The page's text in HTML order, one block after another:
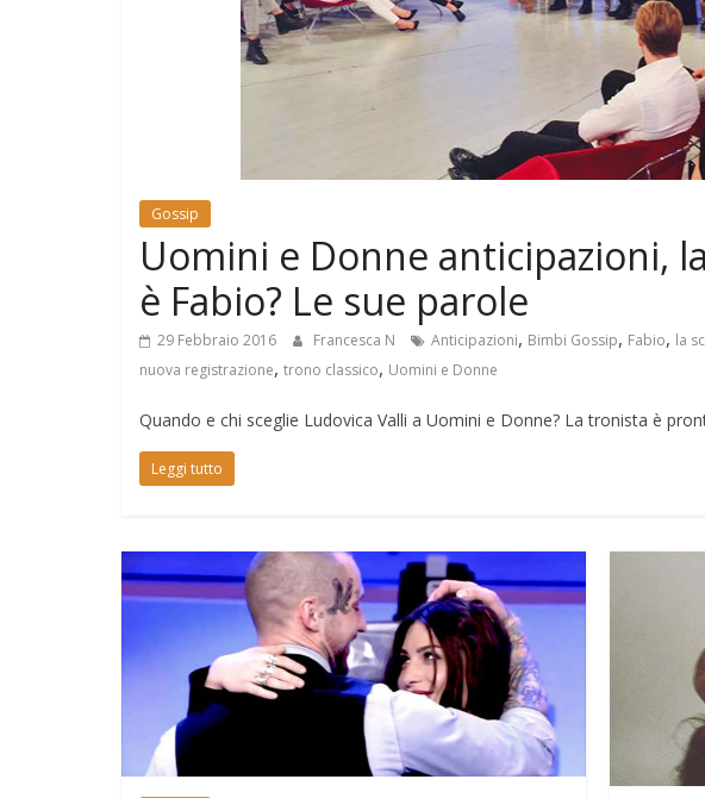
Gossip
Uomini e Donne anticipazioni,
è Fabio? Le sue parole
29 Febbraio 2016 Francesca N Anticipazioni, Bimbi Gossip, Fabio, la
nuova registrazione, trono classico, Uomini e Donne
Quando e chi sceglie Ludovica Valli a Uomini e Donne? La tronista è
Leggi tutto